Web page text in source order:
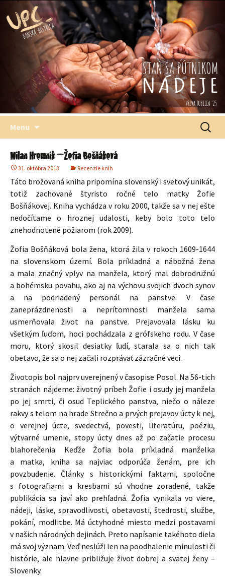
Univerzitnépastoračné centrum
Štefana Moysesa, biskupa, Banská Bystrica
Menu Hľadať:
Milan Hromník – Žofia Bošňáková
31. októbra 2013 Recenzie kníh
Táto brožovaná kniha pripomína slovenský i svetový unikát,
totiž zachované štyristo ročné telo matky Žofie
Bošňákovej. Kniha vychádza v roku 2000, takže sa v nej ešte
nedočítame o hroznej udalosti, keby bolo toto telo
znehodnotené požiarom (rok 2009).
Žofia Bošňáková bola žena, ktorá žila v rokoch 1609-1644
na slovenskom území. Bola príkladná a nábožná žena
a mala značný vplyv na manžela, ktorý mal dobrodružnú
a bohémsku povahu, ako aj na výchovu svojich dvoch synov
a na podriadený personál na panstve. V čase
zaneprázdnenosti a neprítomnosti manžela sama
usmerňovala život na panstve. Prejavovala lásku ku
všetkým ľuďom, hoci pochádzala z grófskeho rodu. V čase
moru, ktorý skosil desiatky ľudí, starala sa o nich tak
obetavo, že sa o nej začali rozprávať zázračné veci.
Životopis bol najprv uverejnený v časopise Posol. Na 56-tich
stranách nájdeme: životný príbeh Žofie i osudy jej manžela
po jej smrti, či osud Teplického panstva, niečo o náleze
rakvy s telom na hrade Strečno a prvých prejavov úcty k nej,
o verejnej úcte, svedectvá, povesti, literatúru, poéziu,
výtvarné umenie, stopy úcty dnes až po začatie procesu
blahorečenia. Keďže Žofia bola príkladná manželka
a matka, kniha sa najviac odporúča ženám, pre ich
povzbudenie. Články s historickými faktami, spoločne
s fotografiami a kresbami sú vhodne zoradené, takže
publikácia sa javí ako prehľadná. Žofia vynikala vo viere,
nádeji, láske, spravodlivosti, obetavosti, štedrosti, službe,
pokání, modlitbe. Má úctyhodné miesto medzi postavami
v našich národných dejinách. Preto napísanie takéhoto diela
má svoj význam. Veď neslúži len na poodhalenie minulosti či
histórie, ale hlavne približuje život dobrej a svätej ženy –
Slovenky.